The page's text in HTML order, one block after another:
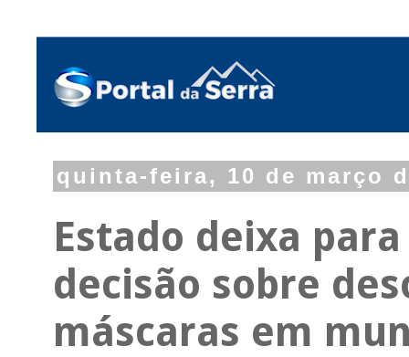
quinta-feira, 10 de março
Estado deixa
decisão sobre
máscaras em